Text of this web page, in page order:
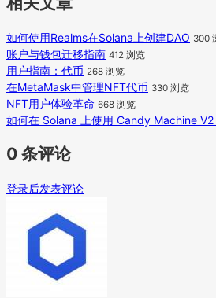
如何使用Realms在Solana上创建DAO 300
账户与钱包迁移指南 412 浏览
用户指南：代币 268 浏览
在MetaMask中管理NFT代币 330 浏览
NFT用户体验革命 668 浏览
如何在 Solana 上使用 Candy Machine
0 条评论
登录后发表评论